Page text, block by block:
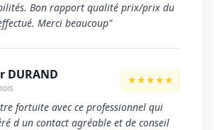
Bon rapport qualité prix/prix du
Merci beaucoup"
DURAND ★★★★★
fortuite avec ce professionnel qui
d un contact agréable et de conseil